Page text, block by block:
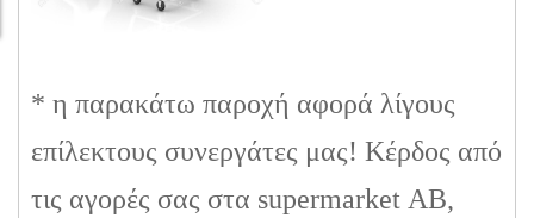
* η παρακάτω παροχή αφορά λίγους
επίλεκτους συνεργάτες μας! Κέρδος από
τις αγορές σας στα supermarket ΑΒ,